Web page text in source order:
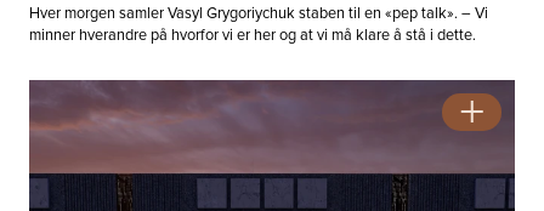
Hver morgen samler Vasyl Grygoriychuk staben til en «pep talk». – Vi
minner hverandre på hvorfor vi er her og at vi må klare å stå i dette.